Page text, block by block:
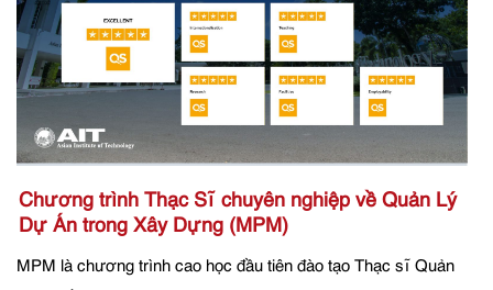
Chương trình Thạc Sĩ chuyên nghiệp về Quản Lý
Dự Án trong Xây Dựng (MPM)
MPM là chương trình cao học đầu tiên đào tạo Thạc sĩ Quản